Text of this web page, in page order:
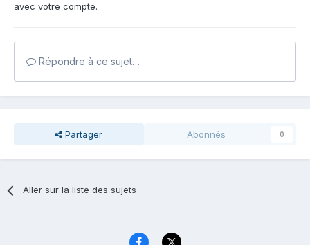
avec votre compte.
Répondre à ce sujet…
Partager Abonnés 0
Aller sur la liste des sujets